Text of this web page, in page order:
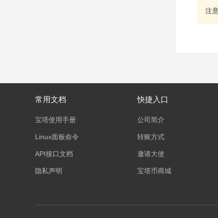
注
常用文档
宝塔使用手册
Linux面板命令
API接口文档
隐私声明
快捷入口
公司简介
转账方式
邀请大使
宝塔币商城